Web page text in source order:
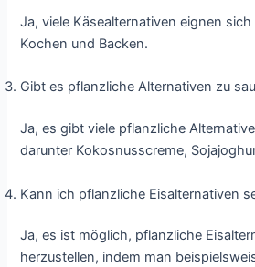
Ja, viele Käsealternativen eignen
Kochen und Backen.
Gibt es pflanzliche Alternativen zu
Ja, es gibt viele pflanzliche
darunter Kokosnusscreme,
Kann ich pflanzliche Eisalternativen
Ja, es ist möglich, pflanzliche
herzustellen, indem man